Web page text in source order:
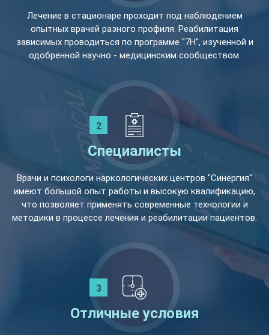
Лечение в стационаре проходит под наблюдением
опытных врачей разного профиля. Реабилитация
зависимых проводиться по программе "7Н", изученной и
одобренной научно - медицинским сообществом.
Специалисты
Врачи и психологи наркологических центров "Синергия"
имеют большой опыт работы и высокую квалификацию,
что позволяет применять современные технологии и
методики в процессе лечения и реабилитации пациентов.
Отличные условия